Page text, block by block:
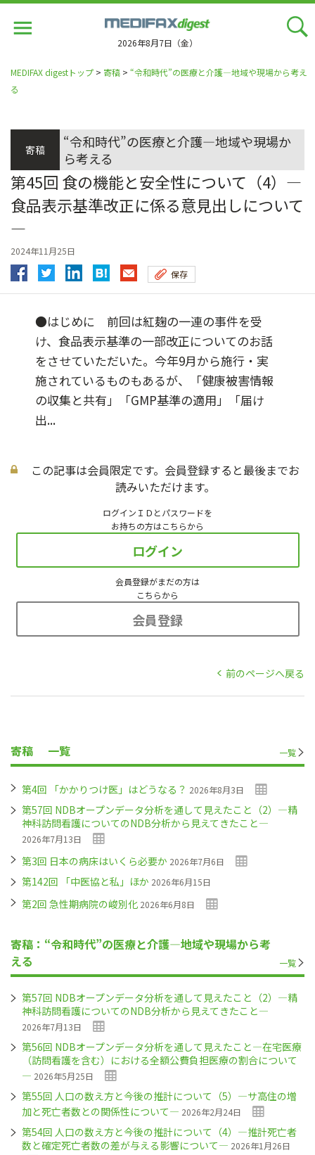
2026年8月7日（金）
MEDIFAX digestトップ > 寄稿 > “令和時代”の医療と介護―地域や現場から考え
る
寄稿
“令和時代”の医療と介護―地域や現場か
ら考える
第45回 食の機能と安全性について（4）―
食品表示基準改正に係る意見出しについて
―
2024年11月25日
保存
●はじめに 前回は紅麹の一連の事件を受
け、食品表示基準の一部改正についてのお話
をさせていただいた。今年9月から施行・実
施されているものもあるが、「健康被害情報
の収集と共有」「GMP基準の適用」「届け
出...
この記事は会員限定です。会員登録すると最後までお
読みいただけます。
ログインＩＤとパスワードを
お持ちの方はこちらから
ログイン
会員登録がまだの方は
こちらから
会員登録
前のページへ戻る
寄稿 一覧 一覧
第4回 「かかりつけ医」はどうなる？ 2026年8月3日
第57回 NDBオープンデータ分析を通して見えたこと（2）―精
神科訪問看護についてのNDB分析から見えてきたこと―
2026年7月13日
第3回 日本の病床はいくら必要か 2026年7月6日
第142回 「中医協と私」ほか 2026年6月15日
第2回 急性期病院の峻別化 2026年6月8日
寄稿：“令和時代”の医療と介護―地域や現場から考
える
一覧
第57回 NDBオープンデータ分析を通して見えたこと（2）―精
神科訪問看護についてのNDB分析から見えてきたこと―
2026年7月13日
第56回 NDBオープンデータ分析を通して見えたこと―在宅医療
（訪問看護を含む）における全額公費負担医療の割合について
― 2026年5月25日
第55回 人口の数え方と今後の推計について（5）―サ高住の増
加と死亡者数との関係性について― 2026年2月24日
第54回 人口の数え方と今後の推計について（4）―推計死亡者
数と確定死亡者数の差が与える影響について― 2026年1月26日